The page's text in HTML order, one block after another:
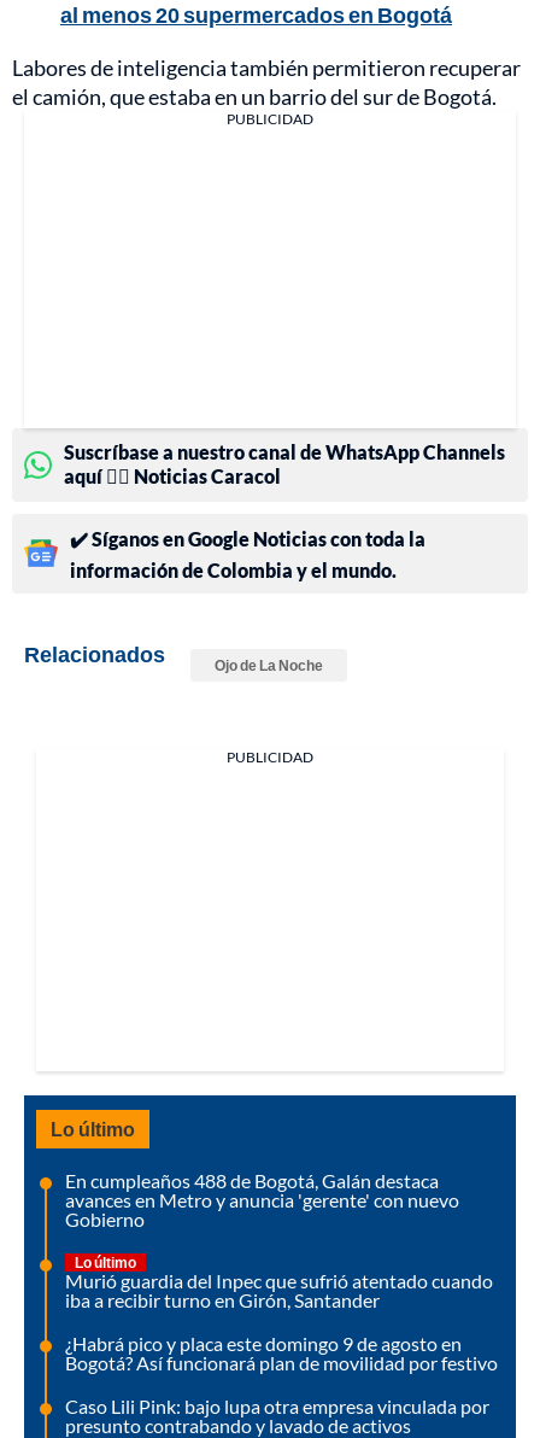
al menos 20 supermercados en Bogotá
Labores de inteligencia también permitieron recuperar
el camión, que estaba en un barrio del sur de Bogotá.
PUBLICIDAD
Suscríbase a nuestro canal de WhatsApp Channels
aquí 👉🏻 Noticias Caracol
✔️ Síganos en Google Noticias con toda la
información de Colombia y el mundo.
Relacionados Ojo de La Noche
PUBLICIDAD
Lo último
En cumpleaños 488 de Bogotá, Galán destaca
avances en Metro y anuncia 'gerente' con nuevo
Gobierno
Lo último
Murió guardia del Inpec que sufrió atentado cuando
iba a recibir turno en Girón, Santander
¿Habrá pico y placa este domingo 9 de agosto en
Bogotá? Así funcionará plan de movilidad por festivo
Caso Lili Pink: bajo lupa otra empresa vinculada por
presunto contrabando y lavado de activos